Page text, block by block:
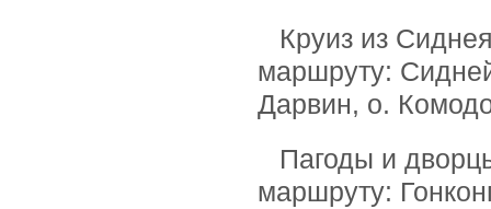
Круиз из
маршруту:
Дарвин, о.
Пагоды и
маршруту: